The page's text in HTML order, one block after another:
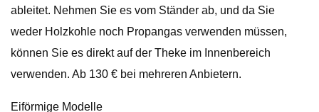
ableitet. Nehmen Sie es vom Ständer ab, und da Sie
weder Holzkohle noch Propangas verwenden müssen,
können Sie es direkt auf der Theke im Innenbereich
verwenden. Ab 130 € bei mehreren Anbietern.
Eiförmige Modelle